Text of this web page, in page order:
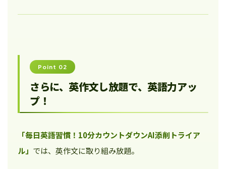
Point 02
さらに、英作文し放題で、英語力アッ
プ！
「毎日英語習慣！10分カウントダウンAI添削トライア
ル」 では、英作文に取り組み放題。